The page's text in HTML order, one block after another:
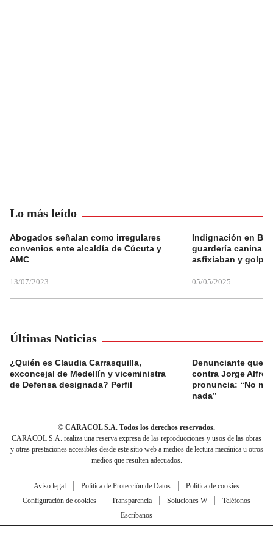
Lo más leído
Abogados señalan como irregulares
convenios ente alcaldía de Cúcuta y
AMC
13/07/2023
Indignación en
guardería canina
asfixiaban y
05/05/2025
Últimas Noticias
¿Quién es Claudia Carrasquilla,
exconcejal de Medellín y viceministra
de Defensa designada? Perfil
Denunciante que
contra Jorge
pronuncia: “No
nada”
© CARACOL S.A. Todos los derechos reservados.
CARACOL S.A. realiza una reserva expresa de las reproducciones y usos de las obras
y otras prestaciones accesibles desde este sitio web a medios de lectura mecánica u otros
medios que resulten adecuados.
Aviso legal Política de Protección de Datos
Política de cookies
Configuración de cookies
Transparencia Soluciones W
Teléfonos
Escríbanos